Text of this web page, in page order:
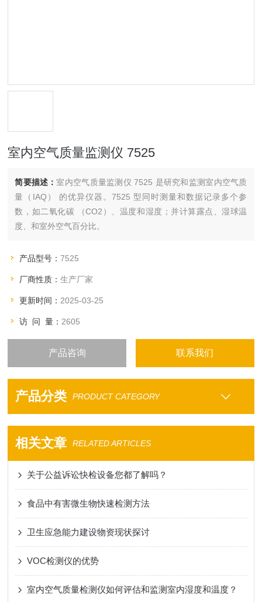
室内空气质量监测仪 7525
简要描述：室内空气质量监测仪 7525 是研究和监测室内空气质
量（IAQ） 的优异仪器。7525 型同时测量和数据记录多个参
数，如二氧化碳 （CO2）、温度和湿度；并计算露点、湿球温
度、和室外空气百分比。
产品型号：7525
厂商性质：生产厂家
更新时间： 2025-03-25
访 问 量： 2605
产品咨询 联系我们
产品分类 PRODUCT CATEGORY
相关文章 RELATED ARTICLES
关于公益诉讼快检设备您都了解吗？
食品中有害微生物快速检测方法
卫生应急能力建设物资现状探讨
VOC检测仪的优势
室内空气质量检测仪如何评估和监测室内湿度和温度？